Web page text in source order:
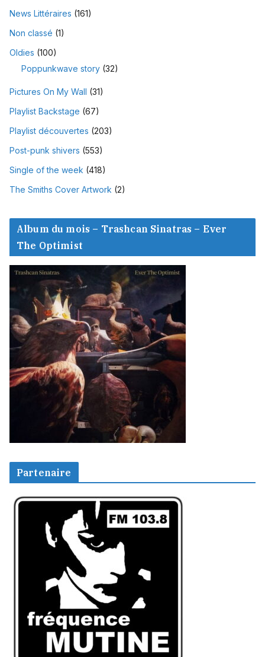
News Littéraires (161)
Non classé (1)
Oldies (100)
Poppunkwave story (32)
Pictures On My Wall (31)
Playlist Backstage (67)
Playlist découvertes (203)
Post-punk shivers (553)
Single of the week (418)
The Smiths Cover Artwork (2)
Album du mois – Trashcan Sinatras – Ever
The Optimist
Partenaire